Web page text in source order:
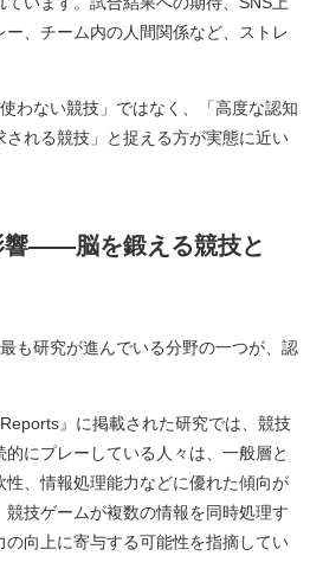
、チーム内の人間関係など、ストレ
わない競技」ではなく、「高度な認知
れる競技」と捉える方が実態に近い
響――脳を鍛える競技と
も研究が進んでいる分野の一つが、認
』に掲載された研究では、競技
にプレーしている人々は、一般層と
性、情報処理能力などに優れた傾向が
競技ゲームが複数の情報を同時処理す
の向上に寄与する可能性を指摘してい